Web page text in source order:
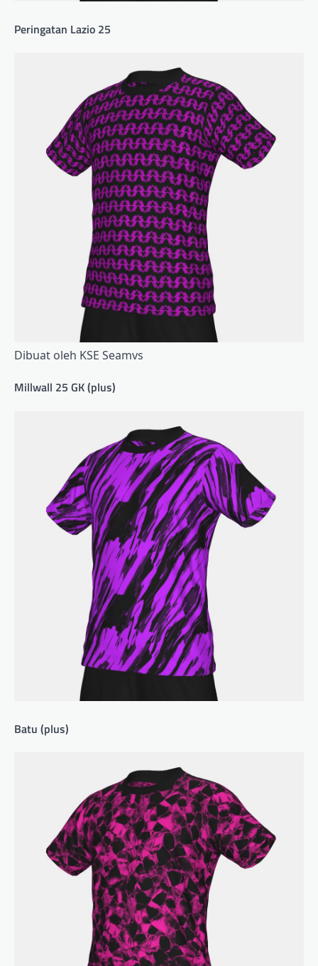
Peringatan Lazio 25
Dibuat oleh KSE Seamvs
Millwall 25 GK (plus)
Batu (plus)